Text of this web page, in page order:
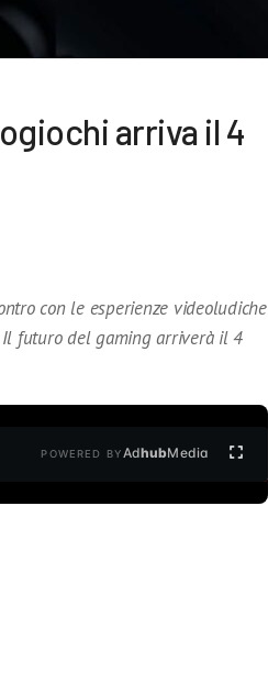
arriva il 4
con le esperienze videoludiche
Il futuro del gaming arriverà il 4
POWERED BYAdhubMedia